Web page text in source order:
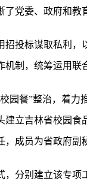
党委、政府和教
招投标谋取私利
制，统筹运用联
园餐”整治，着
建立吉林省校园
成员为省政府副
，分别建立该专